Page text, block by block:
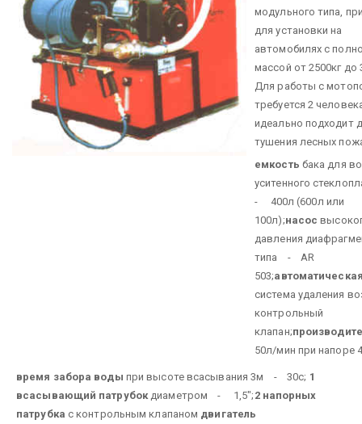
модульного типа,
для установки на
автомобилях с
массой от 2500кг до
Для работы с
требуется 2
идеально подходит
тушения лесных
емкость бака для
уситенного
- 400л (600л или
100л);насос
давления
типа - AR
503;
система удаления
контрольный
клапан;
50л/мин при напоре
время забора воды при высоте всасывания 3м - 30с; 1
всасывающий патрубок диаметром - 1,5"; 2 напорных
патрубка с контрольным клапаном двигатель